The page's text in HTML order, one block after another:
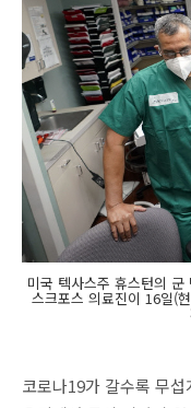
미국 텍사스주 휴스턴의
스크포스 의료진이 16일(
코로나19가 갈수록 무